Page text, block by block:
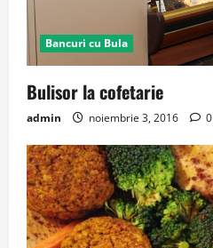
Bancuri cu Bula
Bulisor la cofetarie
admin noiembrie 3, 2016 0